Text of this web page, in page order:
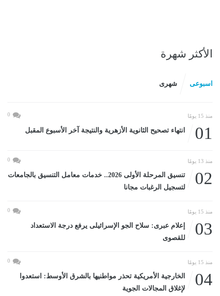
الأكثر شهرة
اسبوعى شهرى
منذ 15 يومًا 0
01 انتهاء تصحيح الثانوية الأزهرية والنتيجة آخر الأسبوع المقبل
منذ 13 يومًا 0
02
تنسيق المرحلة الأولى 2026.. خدمات معامل التنسيق بالجامعات
لتسجيل الرغبات مجانا
منذ 15 يومًا 0
03
إعلام عبرى: سلاح الجو الإسرائيلى يرفع درجة الاستعداد
للقصوى
منذ 15 يومًا 0
04
الخارجية الأمريكية تحذر مواطنيها بالشرق الأوسط: استعدوا
لإغلاق المجالات الجوية